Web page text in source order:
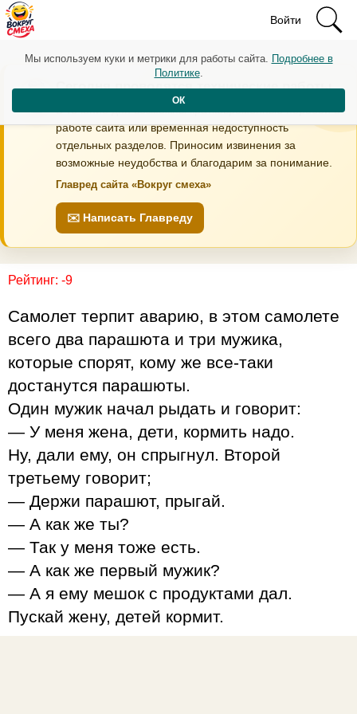
Войти
Сегодня проводятся технические работы
В течение дня возможны кратковременные перебои в
работе сайта или временная недоступность
отдельных разделов. Приносим извинения за
возможные неудобства и благодарим за понимание.
Главред сайта «Вокруг смеха»
✉️ Написать Главреду
Рейтинг: -9
Самолет терпит аварию, в этом самолете
всего два парашюта и три мужика,
которые спорят, кому же все-таки
достанутся парашюты.
Один мужик начал рыдать и говорит:
— У меня жена, дети, кормить надо.
Ну, дали ему, он спрыгнул. Второй
третьему говорит;
— Держи парашют, прыгай.
— А как же ты?
— Так у меня тоже есть.
— А как же первый мужик?
— А я ему мешок с продуктами дал.
Пускай жену, детей кормит.
Мы используем куки и метрики для работы сайта. Подробнее в
Политике.
ОК